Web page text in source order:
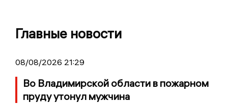
Главные новости
08/08/2026 21:29
Во Владимирской области в пожарном
пруду утонул мужчина